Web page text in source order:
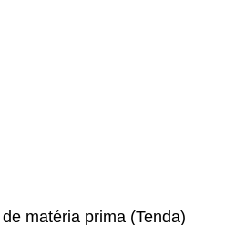
matéria prima (Tenda)